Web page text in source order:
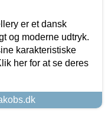
er et dansk
og moderne udtryk.
karakteristiske
her for at se deres